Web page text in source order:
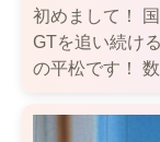
初めまして！
GTを追い続け
の平松です！